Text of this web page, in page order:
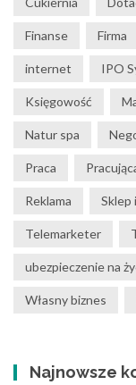
Finanse Firma
internet IPO
Księgowość
Natur spa
Praca
Reklama
Telemarketer
ubezpieczenie na
Własny biznes
Najnowsze